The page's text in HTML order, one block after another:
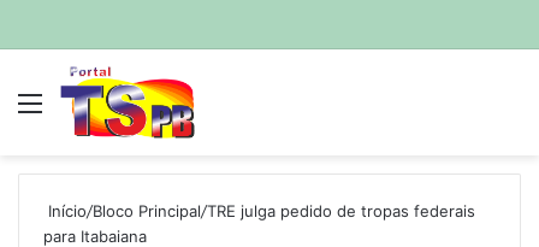
Menu
Início/Bloco Principal/TRE julga pedido de tropas federais
para Itabaiana